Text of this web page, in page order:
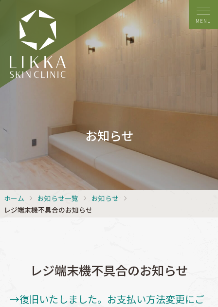
MENU
お知らせ
ホーム お知らせ一覧
お知らせ
レジ端末機不具合のお知らせ
レジ端末機不具合のお知らせ
→復旧いたしました。お支払い方法変更にご